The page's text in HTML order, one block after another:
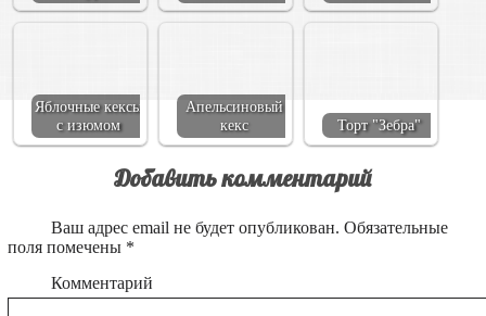
Яблочные кексы
с изюмом
Апельсиновый
кекс
Торт "Зебра"
Добавить комментарий
Ваш адрес email не будет опубликован. Обязательные
поля помечены *
Комментарий